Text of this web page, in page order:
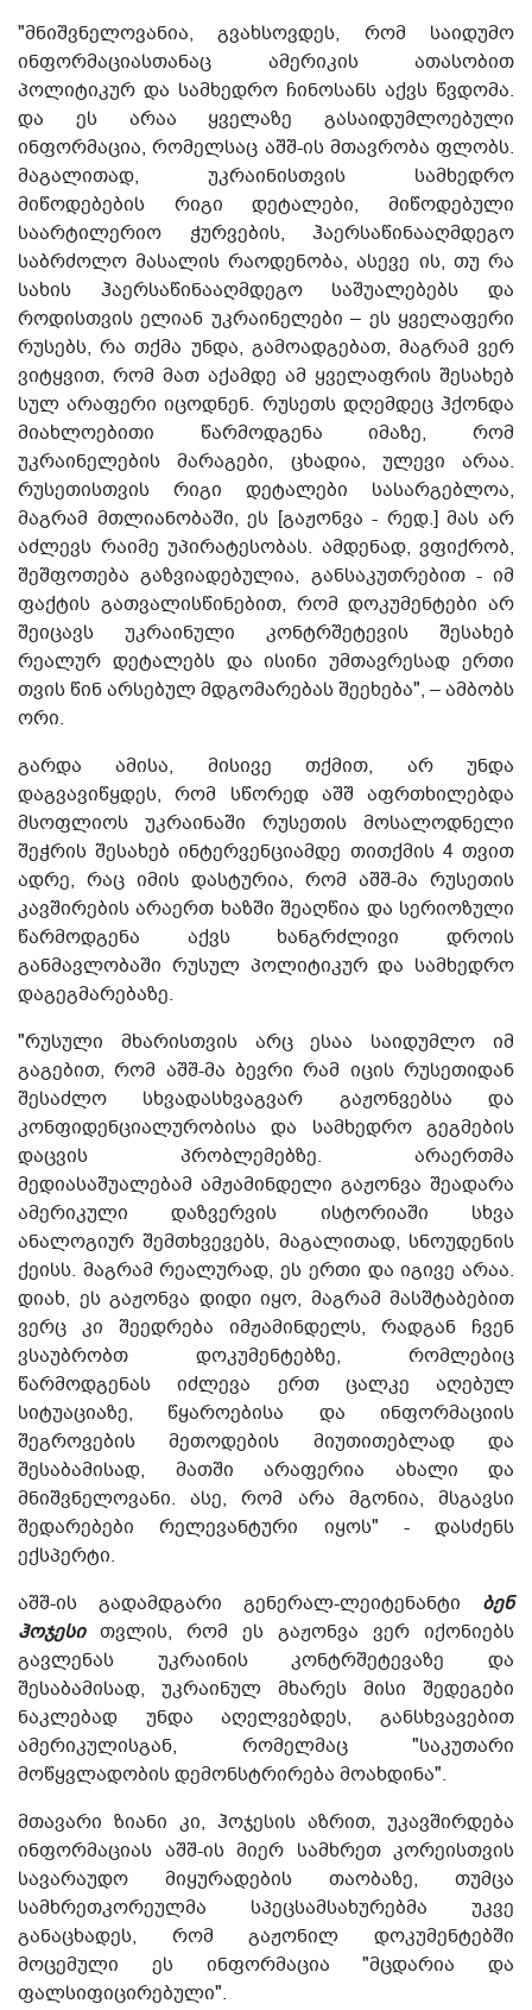
"მნიშვნელოვანია, გვახსოვდეს, რომ საიდუმო
ინფორმაციასთანაც ამერიკის ათასობით
პოლიტიკურ და სამხედრო ჩინოსანს აქვს წვდომა.
და ეს არაა ყველაზე გასაიდუმლოებული
ინფორმაცია, რომელსაც აშშ-ის მთავრობა ფლობს.
მაგალითად, უკრაინისთვის სამხედრო
მიწოდებების რიგი დეტალები, მიწოდებული
საარტილერიო ჭურვების, ჰაერსაწინააღმდეგო
საბრძოლო მასალის რაოდენობა, ასევე ის, თუ რა
სახის ჰაერსაწინააღმდეგო საშუალებებს და
როდისთვის ელიან უკრაინელები – ეს ყველაფერი
რუსებს, რა თქმა უნდა, გამოადგებათ, მაგრამ ვერ
ვიტყვით, რომ მათ აქამდე ამ ყველაფრის შესახებ
სულ არაფერი იცოდნენ. რუსეთს დღემდეც ჰქონდა
მიახლოებითი წარმოდგენა იმაზე, რომ
უკრაინელების მარაგები, ცხადია, ულევი არაა.
რუსეთისთვის რიგი დეტალები სასარგებლოა,
მაგრამ მთლიანობაში, ეს [გაჟონვა - რედ.] მას არ
აძლევს რაიმე უპირატესობას. ამდენად, ვფიქრობ,
შეშფოთება გაზვიადებულია, განსაკუთრებით - იმ
ფაქტის გათვალისწინებით, რომ დოკუმენტები არ
შეიცავს უკრაინული კონტრშეტევის შესახებ
რეალურ დეტალებს და ისინი უმთავრესად ერთი
თვის წინ არსებულ მდგომარებას შეეხება", – ამბობს
ორი.
გარდა ამისა, მისივე თქმით, არ უნდა
დაგვავიწყდეს, რომ სწორედ აშშ აფრთხილებდა
მსოფლიოს უკრაინაში რუსეთის მოსალოდნელი
შეჭრის შესახებ ინტერვენციამდე თითქმის 4 თვით
ადრე, რაც იმის დასტურია, რომ აშშ-მა რუსეთის
კავშირების არაერთ ხაზში შეაღწია და სერიოზული
წარმოდგენა აქვს ხანგრძლივი დროის
განმავლობაში რუსულ პოლიტიკურ და სამხედრო
დაგეგმარებაზე.
"რუსული მხარისთვის არც ესაა საიდუმლო იმ
გაგებით, რომ აშშ-მა ბევრი რამ იცის რუსეთიდან
შესაძლო სხვადასხვაგვარ გაჟონვებსა და
კონფიდენციალურობისა და სამხედრო გეგმების
დაცვის პრობლემებზე. არაერთმა
მედიასაშუალებამ ამჟამინდელი გაჟონვა შეადარა
ამერიკული დაზვერვის ისტორიაში სხვა
ანალოგიურ შემთხვევებს, მაგალითად, სნოუდენის
ქეისს. მაგრამ რეალურად, ეს ერთი და იგივე არაა.
დიახ, ეს გაჟონვა დიდი იყო, მაგრამ მასშტაბებით
ვერც კი შეედრება იმჟამინდელს, რადგან ჩვენ
ვსაუბრობთ დოკუმენტებზე, რომლებიც
წარმოდგენას იძლევა ერთ ცალკე აღებულ
სიტუაციაზე, წყაროებისა და ინფორმაციის
შეგროვების მეთოდების მიუთითებლად და
შესაბამისად, მათში არაფერია ახალი და
მნიშვნელოვანი. ასე, რომ არა მგონია, მსგავსი
შედარებები რელევანტური იყოს" - დასძენს
ექსპერტი.
აშშ-ის გადამდგარი გენერალ-ლეიტენანტი ბენ
ჰოჯესი თვლის, რომ ეს გაჟონვა ვერ იქონიებს
გავლენას უკრაინის კონტრშეტევაზე და
შესაბამისად, უკრაინულ მხარეს მისი შედეგები
ნაკლებად უნდა აღელვებდეს, განსხვავებით
ამერიკულისგან, რომელმაც "საკუთარი
მოწყვლადობის დემონსტრირება მოახდინა".
მთავარი ზიანი კი, ჰოჯესის აზრით, უკავშირდება
ინფორმაციას აშშ-ის მიერ სამხრეთ კორეისთვის
სავარაუდო მიყურადების თაობაზე, თუმცა
სამხრეთკორეულმა სპეცსამსახურებმა უკვე
განაცხადეს, რომ გაჟონილ დოკუმენტებში
მოცემული ეს ინფორმაცია "მცდარია და
ფალსიფიცირებული".